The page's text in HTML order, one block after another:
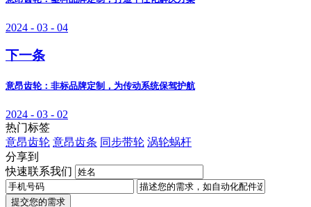
2024 - 03 - 04
下一条
意昂齿轮：非标品牌定制，为传动系统保驾护航
2024 - 03 - 02
热门标签
意昂齿轮 意昂齿条 同步带轮 涡轮蜗杆
分享到
快速联系我们
提交您的需求